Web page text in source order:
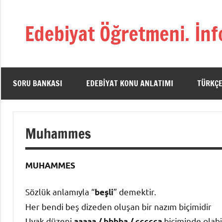
Edebiyat Öğretmeni.
Türkçe,
Dili
ve
Sitesi
SORU BANKASI EDEBIYAT KONU ANLATIMI
Muhammes
MUHAMMES
Sözlük anlamıyla “beşli” demektir.
Her bendi beş dizeden oluşan bir nazım biçimidir